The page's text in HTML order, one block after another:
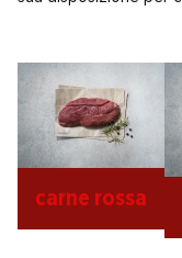
carne rossa